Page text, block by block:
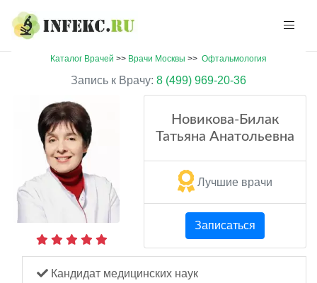
Каталог Врачей >> Врачи Москвы >> Офтальмология
Запись к Врачу: 8 (499) 969-20-36
Новикова-Билак
Татьяна Анатольевна
Лучшие врачи
Записаться
Кандидат медицинских наук